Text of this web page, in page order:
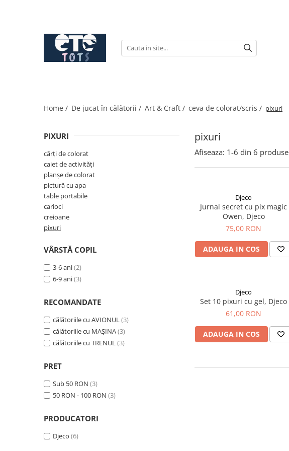
CĂRUCIOARE & SCAUNE AUTO
cărucioare YOYO
accesorii scaun auto
Home / De jucat în călătorii / Art & Craft / ceva de colorat/scris / pixuri
pixuri
PIXURI
cărți de colorat
caiet de activități
planșe de colorat
pictură cu apa
table portabile
carioci
creioane
pixuri
VÂRSTĂ COPIL
3-6 ani(2)
6-9 ani(3)
RECOMANDATE
călătoriile cu AVIONUL(3)
călătoriile cu MAȘINA(3)
călătoriile cu TRENUL(3)
PRET
Sub 50 RON (3)
50 RON - 100 RON (3)
PRODUCATORI
Djeco (6)
Afiseaza: 1-6 din 6 produse
Djeco
Jurnal secret cu pix magic
Owen, Djeco
75,00 RON
ADAUGA IN COS
Djeco
Set 10 pixuri cu gel, Djeco
61,00 RON
ADAUGA IN COS